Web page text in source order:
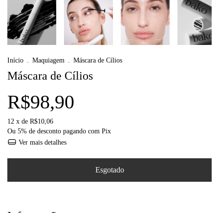
Início . Maquiagem . Máscara de Cílios
Máscara de Cílios
R$98,90
12 x de R$10,06
Ou 5% de desconto pagando com Pix
Ver mais detalhes